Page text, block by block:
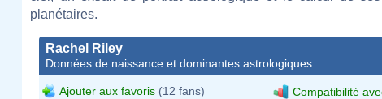
planétaires.
Rachel Riley
Données de naissance et dominantes astrologiques
Ajouter aux favoris (12 fans) Compatibilité